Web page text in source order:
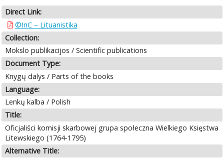
Direct Link:
©InC – Lituanistika
Collection:
Mokslo publikacijos / Scientific publications
Document Type:
Knygų dalys / Parts of the books
Language:
Lenkų kalba / Polish
Title:
Oficjaliści komisji skarbowej grupa społeczna Wielkiego Księstwa
Litewskiego (1764-1795)
Alternative Title: